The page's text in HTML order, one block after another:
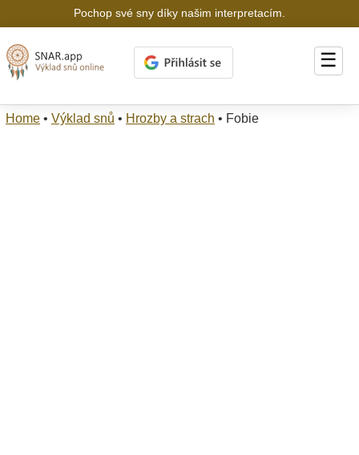
Pochop své sny díky našim interpretacím.
☰
Home • Výklad snů • Hrozby a strach • Fobie